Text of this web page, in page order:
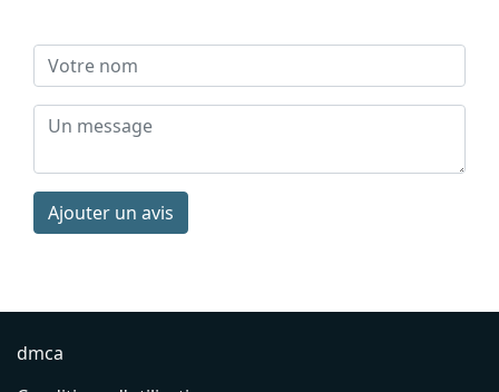
Ajouter un avis
dmca